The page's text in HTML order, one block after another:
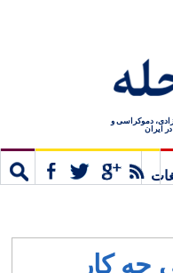
دموکراسی و
ایران
چه کار